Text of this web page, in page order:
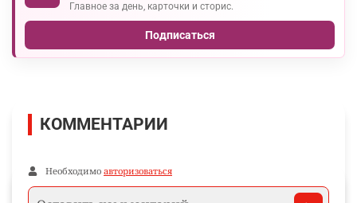
Главное за день, карточки и сторис.
Подписаться
КОММЕНТАРИИ
Необходимо авторизоваться